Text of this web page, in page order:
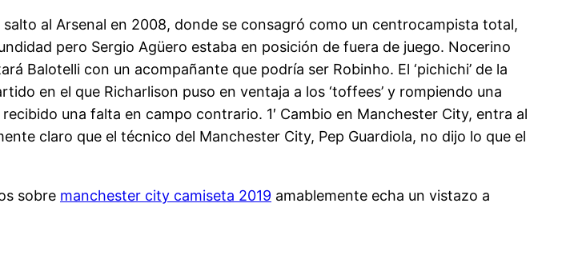
al Arsenal en 2008, donde se consagró como un centrocampista total,
pero Sergio Agüero estaba en posición de fuera de juego. Nocerino
Balotelli con un acompañante que podría ser Robinho. El ‘pichichi’ de la
en el que Richarlison puso en ventaja a los ‘toffees’ y rompiendo una
una falta en campo contrario. 1′ Cambio en Manchester City, entra al
claro que el técnico del Manchester City, Pep Guardiola, no dijo lo que el
sobre manchester city camiseta 2019 amablemente echa un vistazo a